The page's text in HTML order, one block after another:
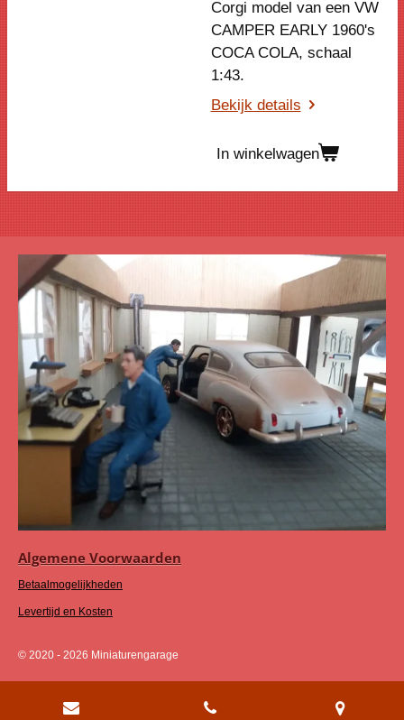
Corgi model van een VW
CAMPER EARLY 1960's
COCA COLA, schaal
1:43.
Bekijk details
In winkelwagen
Algemene Voorwaarden
Betaalmogelijkheden
Levertijd en Kosten
© 2020 - 2026 Miniaturengarage